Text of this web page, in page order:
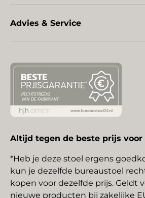
Advies & Service
Altijd tegen de beste prijs voor
*Heb je deze stoel ergens
kun je dezelfde bureaustoel
kopen voor dezelfde prijs. Geldt
nieuwe producten bij zakelijke